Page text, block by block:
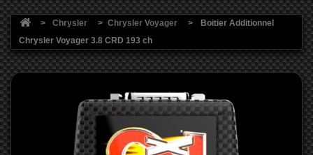
> Chrysler > Chrysler Voyager >
Boitier Additionnel
Chrysler Voyager 3.8 CRD 193 ch